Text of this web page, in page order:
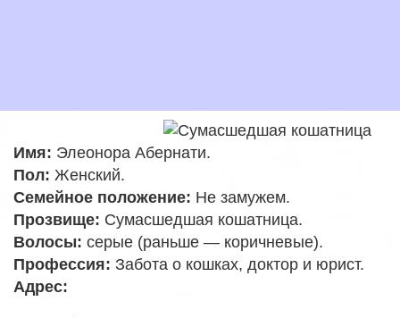
Имя: Элеонора Абернати.
Пол: Женский.
Семейное положение: Не замужем.
Прозвище: Сумасшедшая кошатница.
Волосы: серые (раньше — коричневые).
Профессия: Забота о кошках, доктор и юрист.
Адрес: